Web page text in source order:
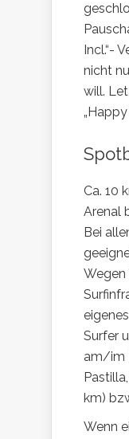
Incl.“-
nicht
will.
Ca. 10
Arenal
Bei
Wegen
Surfer
am/im
km)
Wenn